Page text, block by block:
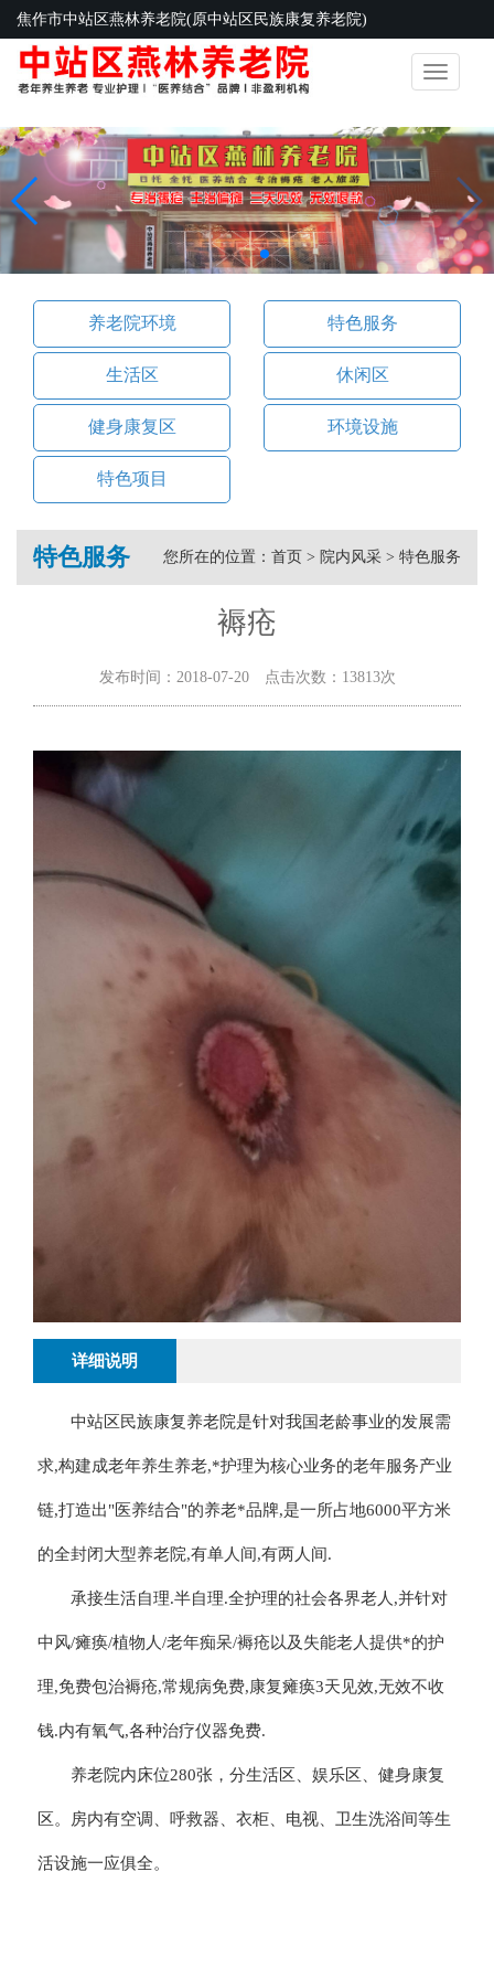
焦作市中站区燕林养老院(原中站区民族康复养老院)
Toggle
养老院环境 特色服务
生活区 休闲区
健身康复区 环境设施
特色项目
特色服务 您所在的位置： 首页 > 院内风采 > 特色服务
褥疮
发布时间：2018-07-20 点击次数：13813次
详细说明
中站区民族康复养老院是针对我国老龄事业的发展需
求,构建成老年养生养老,*护理为核心业务的老年服务产业
链,打造出"医养结合"的养老*品牌,是一所占地6000平方米
的全封闭大型养老院,有单人间,有两人间.
承接生活自理.半自理.全护理的社会各界老人,并针对
中风/瘫痪/植物人/老年痴呆/褥疮以及失能老人提供*的护
理,免费包治褥疮,常规病免费,康复瘫痪3天见效,无效不收
钱.内有氧气,各种治疗仪器免费.
养老院内床位280张，分生活区、娱乐区、健身康复
区。房内有空调、呼救器、衣柜、电视、卫生洗浴间等生
活设施一应俱全。